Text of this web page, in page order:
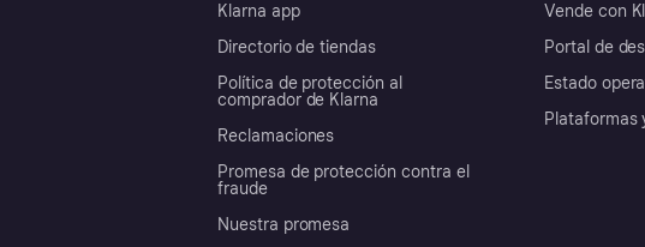
Klarna app
Directorio de tiendas
Política de protección al
comprador de Klarna
Reclamaciones
Promesa de protección contra el
fraude
Nuestra promesa
Vende con
Portal de
Estado
Plataformas